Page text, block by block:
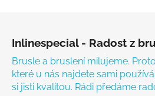
Inlinespecial - Radost z
Brusle a bruslení milujeme.
které u nás najdete sami
si jisti kvalitou. Rádi předáme